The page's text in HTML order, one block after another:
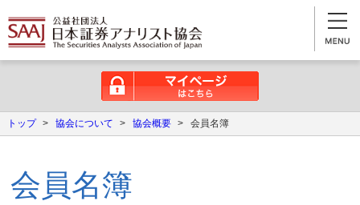
トップ > 協会について > 協会概要 > 会員名簿
会員名簿